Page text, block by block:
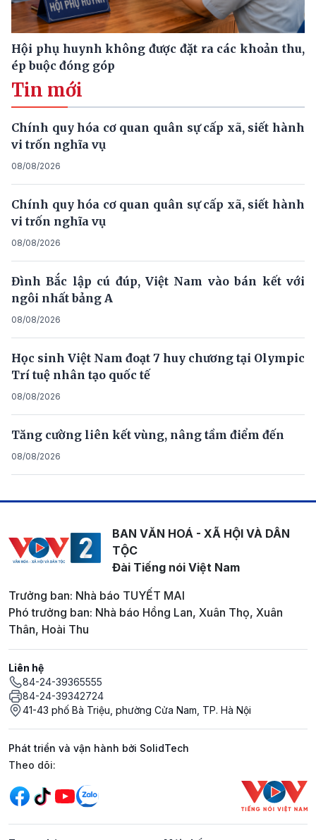
Hội phụ huynh không được đặt ra các khoản thu,
ép buộc đóng góp
Tin mới
Chính quy hóa cơ quan quân sự cấp xã, siết hành
vi trốn nghĩa vụ
08/08/2026
Chính quy hóa cơ quan quân sự cấp xã, siết hành
vi trốn nghĩa vụ
08/08/2026
Đình Bắc lập cú đúp, Việt Nam vào bán kết với
ngôi nhất bảng A
08/08/2026
Học sinh Việt Nam đoạt 7 huy chương tại Olympic
Trí tuệ nhân tạo quốc tế
08/08/2026
Tăng cường liên kết vùng, nâng tầm điểm đến
08/08/2026
BAN VĂN HOÁ - XÃ HỘI VÀ DÂN
TỘC
Đài Tiếng nói Việt Nam
Trưởng ban: Nhà báo TUYẾT MAI
Phó trưởng ban: Nhà báo Hồng Lan, Xuân Thọ, Xuân
Thân, Hoài Thu
Liên hệ
84-24-39365555
84-24-39342724
41-43 phố Bà Triệu, phường Cửa Nam, TP. Hà Nội
Phát triển và vận hành bởi SolidTech
Mạng xã hội
Theo dõi: